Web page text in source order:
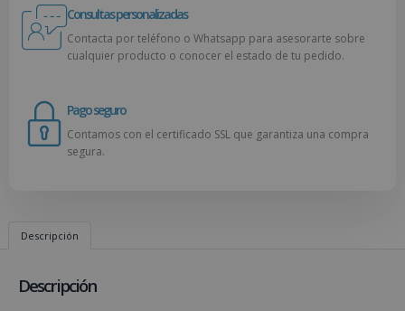
Consultas personalizadas
Contacta por teléfono o Whatsapp para asesorarte sobre
cualquier producto o conocer el estado de tu pedido.
Pago seguro
Contamos con el certificado SSL que garantiza una compra
segura.
Descripción
Descripción